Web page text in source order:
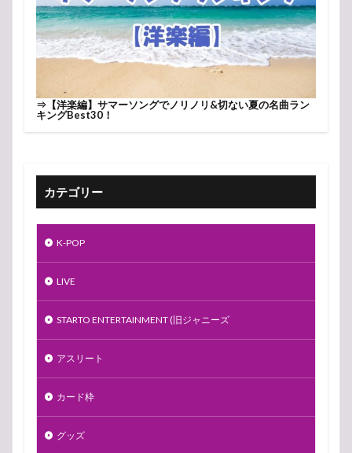
⇒ 【洋楽編】サマーソングでノリノリ&切ない夏の名曲ラン
キングBest30！
カテゴリー
K-POP
LIVE
STARTO ENTERTAINMENT (旧ジャニーズ
アスリート
カード枠
グッズ